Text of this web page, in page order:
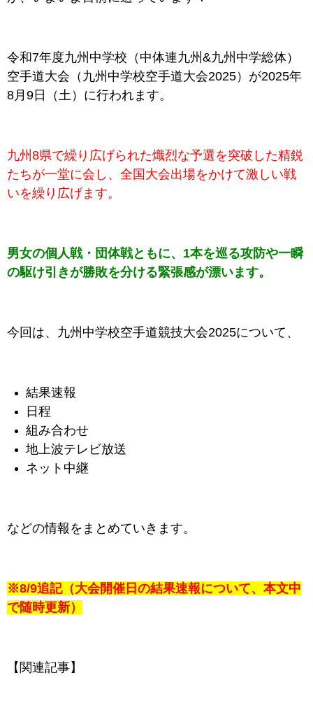
令和7年度九州中学校（中体連九州&九州中学総体）
空手道大会（九州中学校空手道大会2025）が2025年
8月9日（土）に行われます。
九州8県で繰り広げられた熾烈な予選を突破した精鋭
たちが一堂に会し、全国大会出場をかけて激しい戦
いを繰り広げます。
男女の個人戦・団体戦ともに、1本を巡る攻防や一瞬
の駆け引きが勝敗を分ける緊張感が漂います。
今回は、九州中学校空手道競技大会2025について、
結果速報
日程
組み合わせ
地上波テレビ放送
ネット中継
などの情報をまとめていきます。
※8/9追記（大会開催日の結果速報について、本文中
で随時更新）
【関連記事】